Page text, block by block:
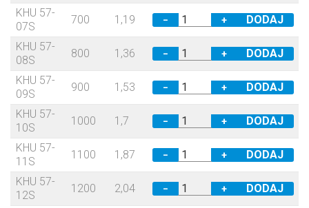
KHU 57-
07S
700 1,19 − +
KHU 57-
08S
800 1,36 − +
KHU 57-
09S
900 1,53 − +
KHU 57-
10S
1000 1,7 − +
KHU 57-
11S
1100 1,87 − +
KHU 57-
12S
1200 2,04 − +